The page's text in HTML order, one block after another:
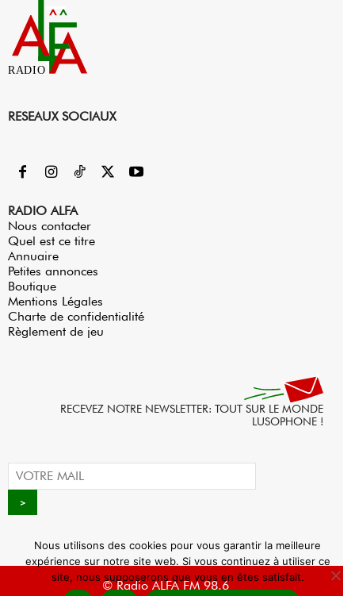
RADIO
RESEAUX SOCIAUX
RADIO ALFA
Nous contacter
Quel est ce titre
Annuaire
Petites annonces
Boutique
Mentions Légales
Charte de confidentialité
Règlement de jeu
RECEVEZ NOTRE NEWSLETTER: TOUT SUR LE MONDE
LUSOPHONE !
© Radio ALFA FM 98.6
Nous utilisons des cookies pour vous garantir la meilleure
expérience sur notre site web. Si vous continuez à utiliser ce
site, nous supposerons que vous en êtes satisfait.